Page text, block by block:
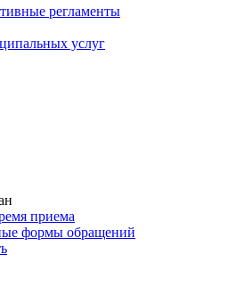
регламенты
услуг
приема
формы обращений